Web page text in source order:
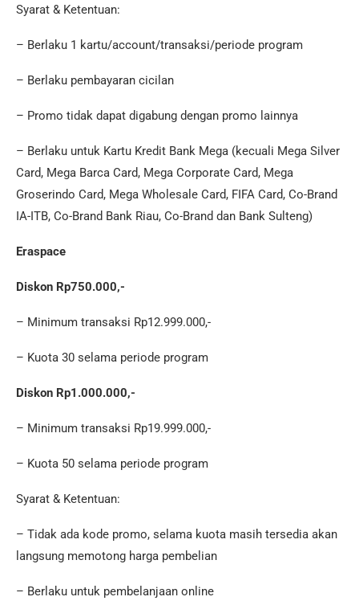
Syarat & Ketentuan:
– Berlaku 1 kartu/account/transaksi/periode program
– Berlaku pembayaran cicilan
– Promo tidak dapat digabung dengan promo lainnya
– Berlaku untuk Kartu Kredit Bank Mega (kecuali Mega Silver
Card, Mega Barca Card, Mega Corporate Card, Mega
Groserindo Card, Mega Wholesale Card, FIFA Card, Co-Brand
IA-ITB, Co-Brand Bank Riau, Co-Brand dan Bank Sulteng)
Eraspace
Diskon Rp750.000,-
– Minimum transaksi Rp12.999.000,-
– Kuota 30 selama periode program
Diskon Rp1.000.000,-
– Minimum transaksi Rp19.999.000,-
– Kuota 50 selama periode program
Syarat & Ketentuan:
– Tidak ada kode promo, selama kuota masih tersedia akan
langsung memotong harga pembelian
– Berlaku untuk pembelanjaan online